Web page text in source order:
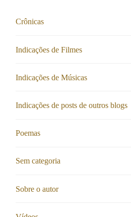
Crônicas
Indicações de Filmes
Indicações de Músicas
Indicações de posts de outros blogs
Poemas
Sem categoria
Sobre o autor